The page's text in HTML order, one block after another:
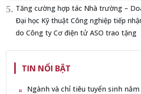
Tăng cường hợp tác Nhà trường –
Đại học Kỹ thuật Công nghiệp tiếp
do Công ty Cơ điện tử ASO trao tặng
TIN NỔI BẬT
Ngành và chỉ tiêu tuyển sinh năm